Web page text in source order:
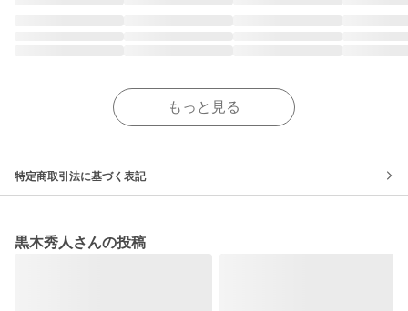
もっと見る
特定商取引法に基づく表記
黒木秀人さんの投稿